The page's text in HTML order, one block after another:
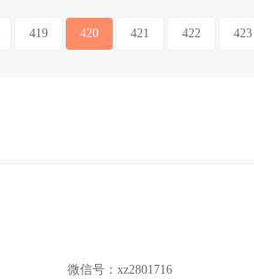
419 420 421 422 423
微信号： xz2801716